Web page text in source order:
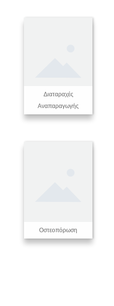
Διαταραχές
Αναπαραγωγής
Οστεοπόρωση